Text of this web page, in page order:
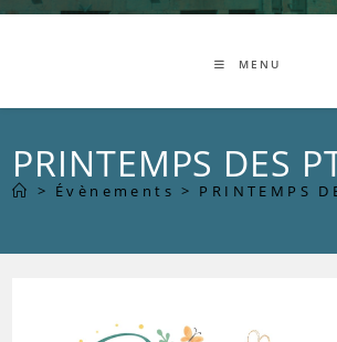
MENU
PRINTEMPS DES
> Évènements > PRINTEMPS